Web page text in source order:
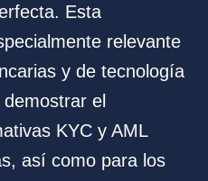
Esta
relevante
y de tecnología
el
KYC y AML
así como para los